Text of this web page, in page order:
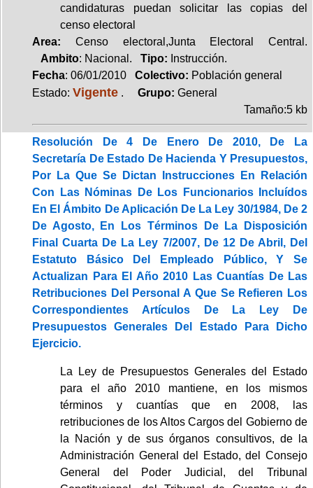
candidaturas puedan solicitar las copias del
censo electoral
Area: Censo electoral,Junta Electoral Central.
Ambito: Nacional. Tipo: Instrucción.
Fecha: 06/01/2010 Colectivo: Población general
Estado: Vigente . Grupo: General
Tamaño:5 kb
Resolución De 4 De Enero De 2010, De La
Secretaría De Estado De Hacienda Y Presupuestos,
Por La Que Se Dictan Instrucciones En Relación
Con Las Nóminas De Los Funcionarios Incluídos
En El Ámbito De Aplicación De La Ley 30/1984, De 2
De Agosto, En Los Términos De La Disposición
Final Cuarta De La Ley 7/2007, De 12 De Abril, Del
Estatuto Básico Del Empleado Público, Y Se
Actualizan Para El Año 2010 Las Cuantías De Las
Retribuciones Del Personal A Que Se Refieren Los
Correspondientes Artículos De La Ley De
Presupuestos Generales Del Estado Para Dicho
Ejercicio.
La Ley de Presupuestos Generales del Estado
para el año 2010 mantiene, en los mismos
términos y cuantías que en 2008, las
retribuciones de los Altos Cargos del Gobierno de
la Nación y de sus órganos consultivos, de la
Administración General del Estado, del Consejo
General del Poder Judicial, del Tribunal